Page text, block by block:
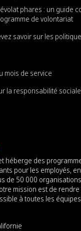
phares : un guide
de volontariat
savoir sur les
mois de service
la responsabilité
héberge des
pour les employés, en
de 50 000 organisations
mission est de rendre
à toutes les équipes